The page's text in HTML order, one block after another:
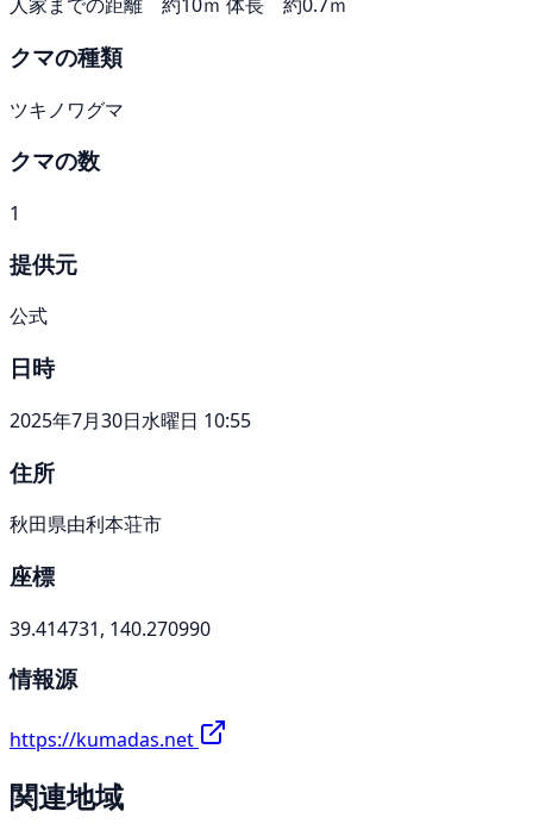
クマの種類
ツキノワグマ
クマの数
1
提供元
公式
日時
2025年7月30日水曜日 10:55
住所
秋田県由利本荘市
座標
39.414731, 140.270990
情報源
https://kumadas.net
関連地域